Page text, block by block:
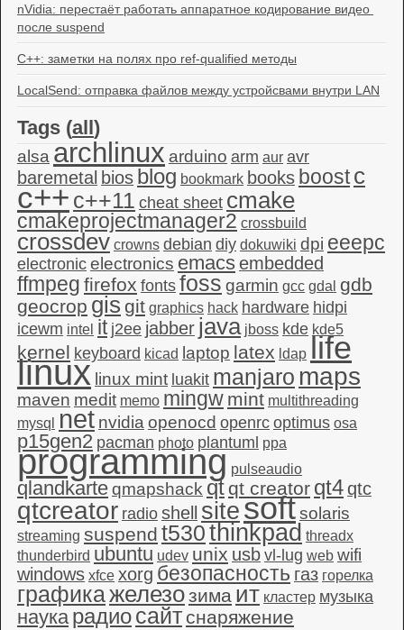
nVidia: перестаёт работать аппаратное кодирование видео
после suspend
C++: заметки на полях про ref-qualified методы
LocalSend: отправка файлов между устройсвами внутри LAN
Tags (all )
alsa archlinux arduino arm aur avr
baremetal bios blog bookmark books boost c
c++c++11 cheat sheet cmake
cmakeprojectmanager2 crossbuild
crossdev crowns debian diy dokuwiki dpi eeepc
electronic electronics emacsembedded
ffmpeg firefox fonts foss garmin gcc gdal gdb
geocrop gis git graphics hack hardware hidpi
icewm intel it j2ee jabber java jboss kde kde5
kernel keyboard kicad laptop latex ldap life
linux linux mint luakit manjaro maps
maven medit memo mingw mint multithreading
mysql
net nvidia openocd openrc optimus osa
p15gen2 pacman photo plantuml ppa
programming pulseaudio
qlandkarteqmapshack qt qt creator qt4qtc
qtcreator radio shell sitesoftsolaris
streaming suspend t530thinkpad threadx
thunderbird ubuntu udev unix usb vl-lug web wifi
windows xfce xorg безопасность газ горелка
графикажелезозима ит кластер музыка
наука радиосайт снаряжение